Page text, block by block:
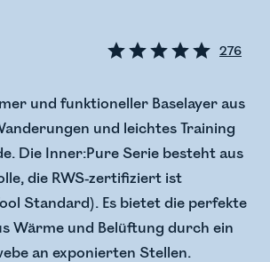
276
und funktioneller Baselayer aus
und leichtes Training
Die Inner:Pure Serie besteht aus
die RWS-zertifiziert ist
Standard). Es bietet die perfekte
Wärme und Belüftung durch ein
an exponierten Stellen.